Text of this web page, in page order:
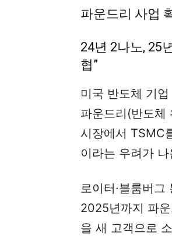
파운드리 사업
24년 2나노, 25
협”
미국 반도체 기
파운드리(반도체
시장에서 TSMC
이라는 우려가 나
로이터·블룸버
2025년까지 파
을 새 고객으로